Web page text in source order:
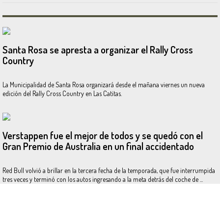
Santa Rosa se apresta a organizar el Rally Cross
Country
La Municipalidad de Santa Rosa organizará desde el mañana viernes un nueva
edición del Rally Cross Country en Las Catitas.
Verstappen fue el mejor de todos y se quedó con el
Gran Premio de Australia en un final accidentado
Red Bull volvió a brillar en la tercera fecha de la temporada, que fue interrumpida
tres veces y terminó con los autos ingresando a la meta detrás del coche de ...